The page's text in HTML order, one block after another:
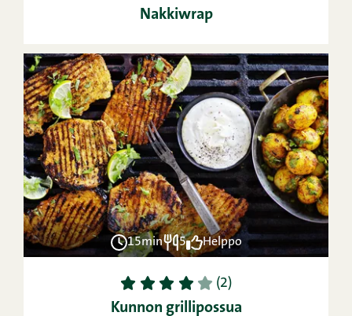
Nakkiwrap
15min 5 Helppo
1 2 3 4 5 (2)
Kunnon grillipossua